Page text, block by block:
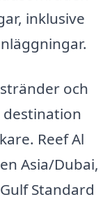
inklusive
och
Reef Al
Asia/Dubai,
Standard